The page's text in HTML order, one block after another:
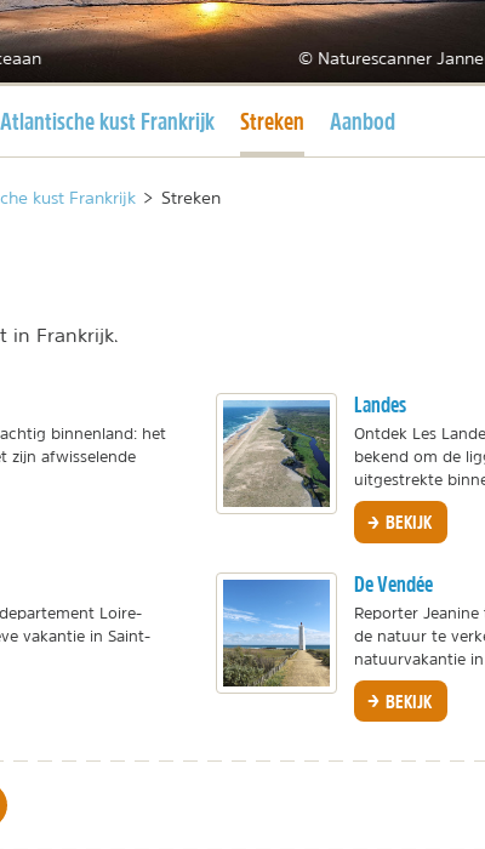
© Naturescanner
Huidige pagina
Atlantische kust Frankrijk Huidige pagina
Streken Aanbod
kust Frankrijk > Streken
in Frankrijk.
binnenland: het
zijn afwisselende
Landes
Ontdek Les
bekend om de
uitgestrekte
BEKIJK
Loire-
vakantie in Saint-
De Vendée
Reporter
de natuur te
natuurvakantie in
BEKIJK
OP WHATSAPP